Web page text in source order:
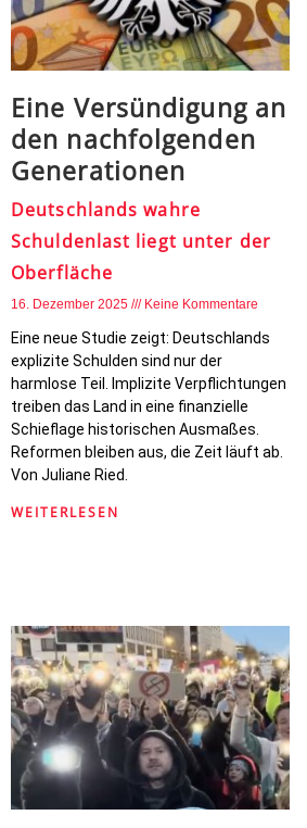
Eine Versündigung an
den nachfolgenden
Generationen
Deutschlands wahre
Schuldenlast liegt unter der
Oberfläche
16. Dezember 2025 Keine Kommentare
Eine neue Studie zeigt: Deutschlands
explizite Schulden sind nur der
harmlose Teil. Implizite Verpflichtungen
treiben das Land in eine finanzielle
Schieflage historischen Ausmaßes.
Reformen bleiben aus, die Zeit läuft ab.
Von Juliane Ried.
WEITERLESEN